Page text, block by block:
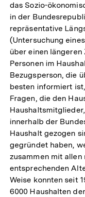
das Sozio-
in der
repräsentative
(Untersuchung
über einen
Personen im
Bezugsperson, die
besten informiert
Fragen, die den
innerhalb der
Haushalt gezogen
gegründet haben,
zusammen mit
entsprechenden
Weise konnten seit
6000 Haushalten